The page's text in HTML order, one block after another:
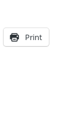
Print